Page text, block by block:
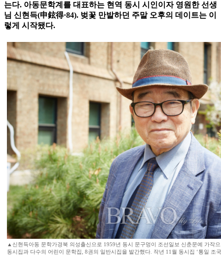
는다. 아동문학계를 대표하는 현역 동시 시인이자 영원한 선생
님 신현득(申鉉得·84). 벚꽃 만발하던 주말 오후의 데이트는 이
렇게 시작됐다.
▲신현득아동 문학가경북 의성출신으로 1959년 동시 문구멍이 조선일보 신춘문예 가작
동시집과 다수의 어린이 문학집, 8권의 일반시집을 발간했다. 작년 11월 동시집 ‘통일 조